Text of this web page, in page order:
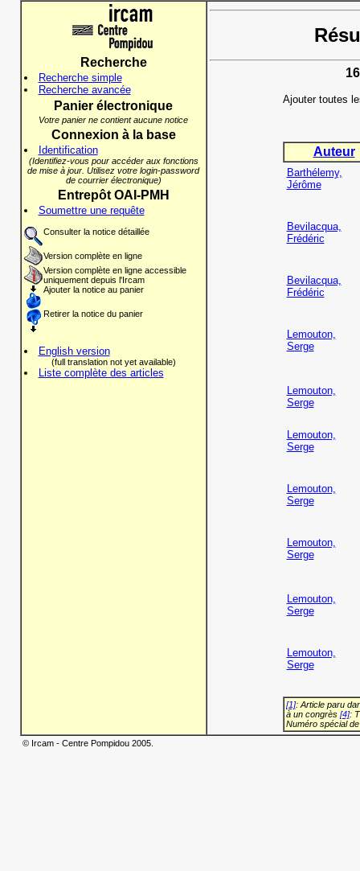
Recherche
Recherche simple
Recherche avancée
Panier électronique
Votre panier ne contient aucune notice
Connexion à la base
Identification
(Identifiez-vous pour accéder aux fonctions
de mise à jour. Utilisez votre login-password
de courrier électronique)
Entrepôt OAI-PMH
Soumettre une requête
Consulter la notice détaillée
Version complète en ligne
Version complète en ligne accessible
uniquement depuis l'Ircam
Ajouter la notice au panier
Retirer la notice du panier
English version
(full translation not yet available)
Liste complète des articles
Ajouter toutes
Auteur
Barthélemy,
Jérôme
Bevilacqua,
Frédéric
Bevilacqua,
Frédéric
Lemouton,
Serge
Lemouton,
Serge
Lemouton,
Serge
Lemouton,
Serge
Lemouton,
Serge
Lemouton,
Serge
Lemouton,
Serge
[1]: Article paru
à un congrès [4]:
Numéro spécial
© Ircam - Centre Pompidou 2005.